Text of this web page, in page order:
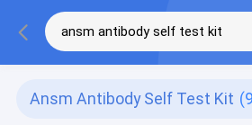
Ansm Antibody Self Test Kit